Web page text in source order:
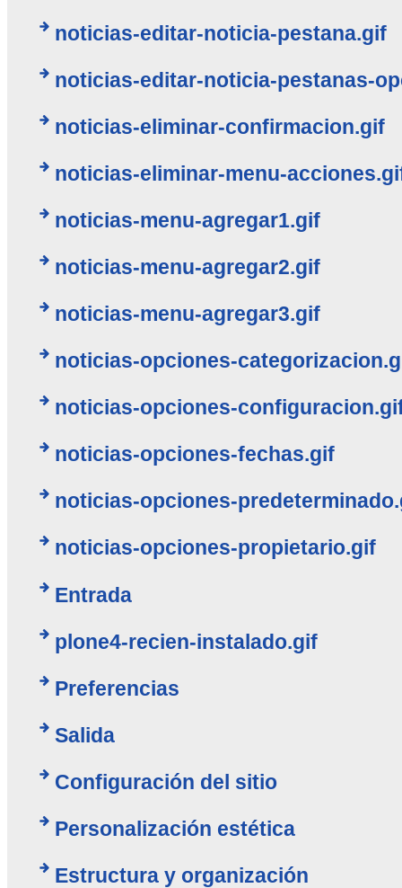
noticias-editar-noticia-pestana.gif
noticias-editar-noticia-pestanas-
noticias-eliminar-confirmacion.gif
noticias-eliminar-menu-
noticias-menu-agregar1.gif
noticias-menu-agregar2.gif
noticias-menu-agregar3.gif
noticias-opciones-
noticias-opciones-
noticias-opciones-fechas.gif
noticias-opciones-
noticias-opciones-propietario.gif
Entrada
plone4-recien-instalado.gif
Preferencias
Salida
Configuración del sitio
Personalización estética
Estructura y organización